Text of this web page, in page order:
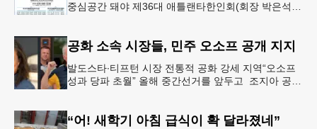
중심공간 돼야 제36대 애틀랜타한인회(회장 박은석·
공화 소속 시장들, 민주 오소프 공개 지지
발도스타∙티프턴 시장 전통적 공화 강세 지역“오소프
성과 당파 초월” 올해 중간선거를 앞두고 조지아 공화
“어! 새학기 아침 급식이 확 달라졌네”